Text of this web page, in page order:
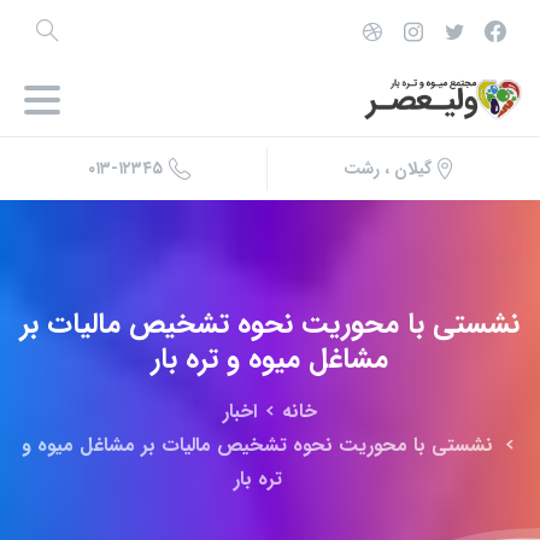
گیلان ، رشت ۰۱۳-۱۲۳۴۵
نشستی با محوریت نحوه تشخیص مالیات بر
مشاغل میوه و تره بار
خانه
اخبار
نشستی با محوریت نحوه تشخیص مالیات بر مشاغل میوه و
تره بار